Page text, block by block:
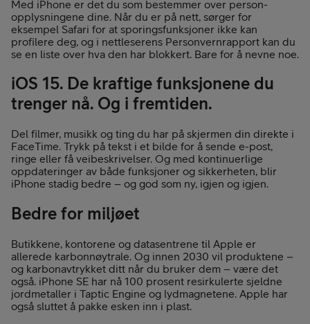
Med iPhone er det du som bestemmer over person­
opplysningene dine. Når du er på nett, sørger for
eksempel Safari for at sporingsfunksjoner ikke kan
profilere deg, og i nettleserens Personvernrapport kan du
se en liste over hva den har blokkert. Bare for å nevne noe.
iOS 15. De kraftige funksjonene du
trenger nå. Og i fremtiden.
Del filmer, musikk og ting du har på skjermen din direkte i
FaceTime. Trykk på tekst i et bilde for å sende e-post,
ringe eller få veibeskrivelser. Og med kontinuerlige
oppdateringer av både funksjoner og sikkerheten, blir
iPhone stadig bedre – og god som ny, igjen og igjen.
Bedre for miljøet
Butikkene, kontorene og datasentrene til Apple er
allerede karbonnøytrale. Og innen 2030 vil produktene –
og karbon­avtrykket ditt når du bruker dem – være det
også. iPhone SE har nå 100 prosent resirkulerte sjeldne
jordmetaller i Taptic Engine og lydmagnetene. Apple har
også sluttet å pakke esken inn i plast.